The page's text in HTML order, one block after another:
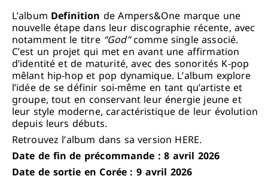
L’album Definition deAmpers&One marque une
nouvelle étape dans leur discographie récente, avec
notamment le titre “God”comme single associé.
C’est un projet qui met en avant une affirmation
d’identité et de maturité, avec des sonorités K-pop
mêlant hip-hop et pop dynamique. L’album explore
l’idée de se définir soi-même en tant qu’artiste et
groupe, tout en conservant leur énergie jeune et
leur style moderne, caractéristique de leur évolution
depuis leurs débuts.
Retrouvez l’album dans sa version HERE.
Date de fin de précommande : 8 avril 2026
Date de sortie en Corée : 9 avril 2026